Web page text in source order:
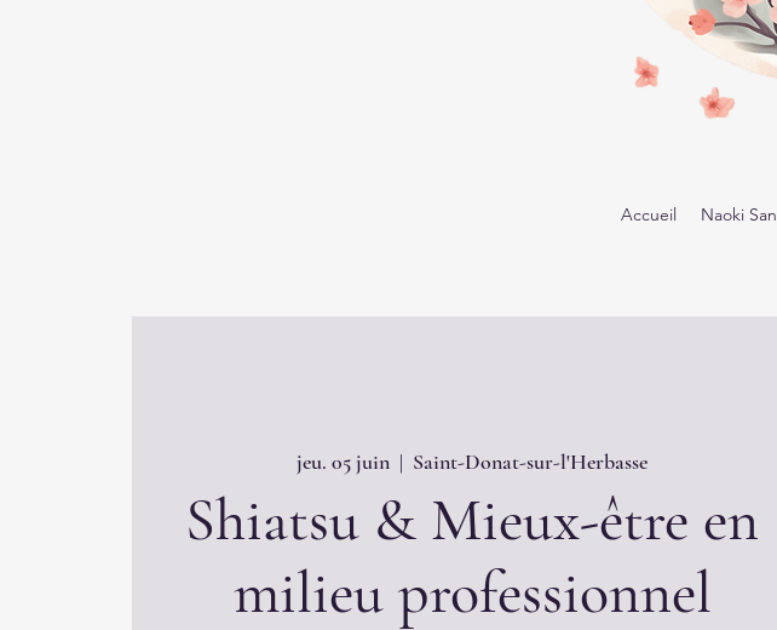
Accueil Naoki San
jeu. 05 juin
  |
Saint-Donat-sur-l'Herbasse
Shiatsu & Mieux-être en
milieu professionnel